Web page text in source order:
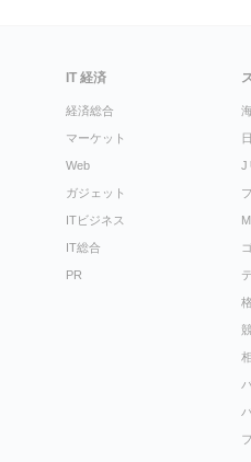
IT 経済
経済総合
マーケット
Web
ガジェット
ITビジネス
IT総合
PR
J